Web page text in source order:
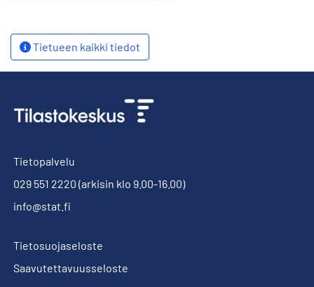
Tietueen kaikki tiedot
Tietopalvelu
029 551 2220 (arkisin klo 9.00-16.00)
info@stat.fi
Tietosuojaseloste
Saavutettavuusseloste